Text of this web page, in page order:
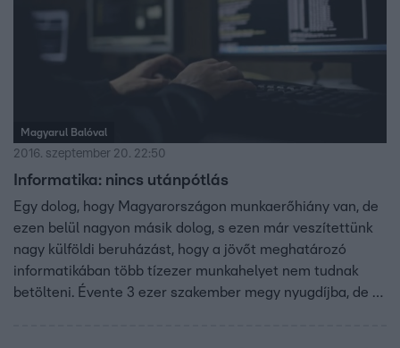
Magyarul Balóval
2016. szeptember 20. 22:50
Informatika: nincs utánpótlás
Egy dolog, hogy Magyarországon munkaerőhiány van, de
ezen belül nagyon másik dolog, s ezen már veszítettünk
nagy külföldi beruházást, hogy a jövőt meghatározó
informatikában több tízezer munkahelyet nem tudnak
betölteni. Évente 3 ezer szakember megy nyugdíjba, de a